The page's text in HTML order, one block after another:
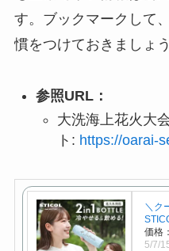
す。ブックマークして
慣をつけておきましょう
参照URL：
大洗海上花火大
ト: https://oarai-
＼ク
価格
5/7/